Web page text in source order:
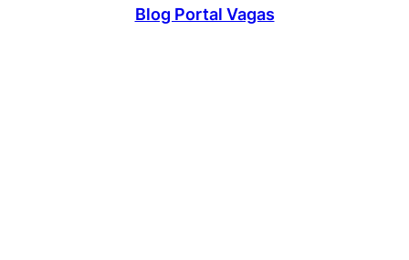
Blog Portal Vagas